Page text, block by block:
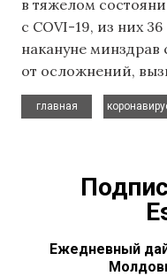
в тяжелом
с COVI-19, из них
накануне
от осложнений,
главная
Ежедневный